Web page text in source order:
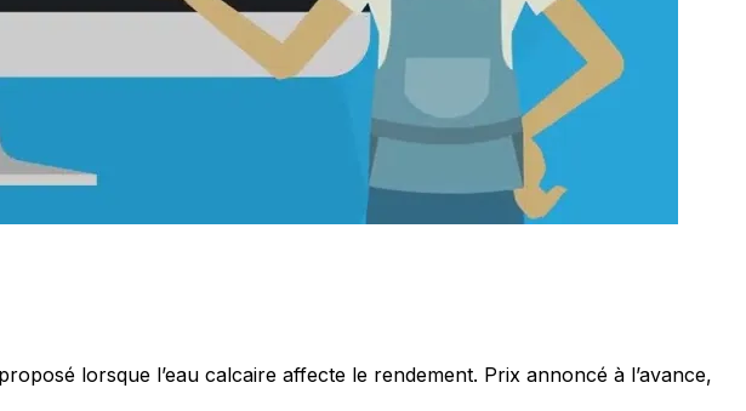
lorsque l’eau calcaire affecte le rendement. Prix annoncé à l’avance,